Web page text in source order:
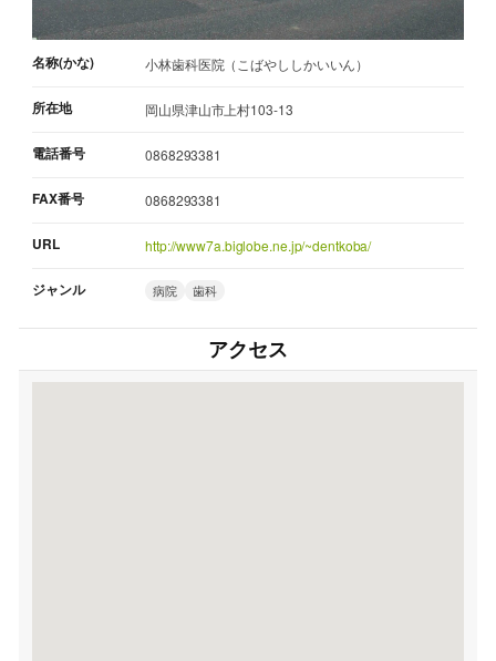
名称(かな) 小林歯科医院（こばやししかいいん）
所在地 岡山県津山市上村103-13
電話番号 0868293381
FAX番号 0868293381
URL http://www7a.biglobe.ne.jp/~dentkoba/
ジャンル 病院 歯科
アクセス